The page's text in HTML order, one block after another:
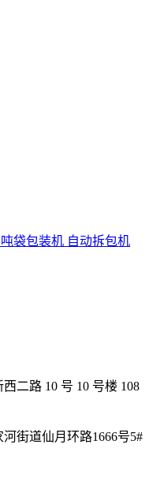
吨袋包装机 自动拆包机
二路 10 号 10 号楼 108
街道仙月环路1666号5#